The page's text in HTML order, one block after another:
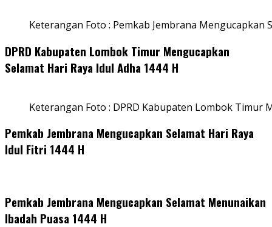
Keterangan Foto : Pemkab Jembrana Mengucapkan
DPRD Kabupaten Lombok Timur Mengucapkan
Selamat Hari Raya Idul Adha 1444 H
Keterangan Foto : DPRD Kabupaten Lombok Timur
Pemkab Jembrana Mengucapkan Selamat Hari Raya
Idul Fitri 1444 H
Pemkab Jembrana Mengucapkan Selamat Menunaikan
Ibadah Puasa 1444 H